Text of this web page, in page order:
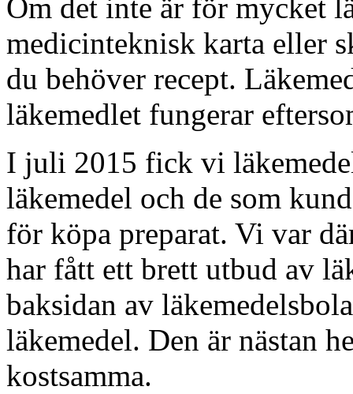
Om det inte är för mycket
medicinteknisk karta eller
du behöver recept.
läkemedlet fungerar
I juli 2015 fick vi
läkemedel och de som
för köpa preparat. Vi var
har fått ett brett utbud av
baksidan av
läkemedel. Den är nästan
kostsamma.